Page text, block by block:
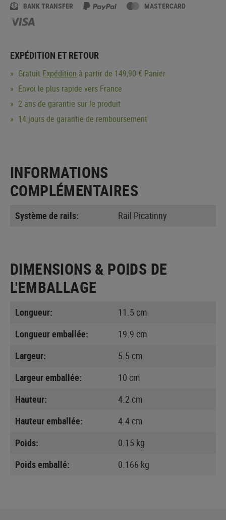
BANK TRANSFER MASTERCARD
EXPÉDITION ET RETOUR
Gratuit Expédition à partir de 149,90 € Panier
Envoi le plus rapide vers France
2 ans de garantie sur le produit
14 jours de garantie de remboursement
INFORMATIONS
COMPLÉMENTAIRES
Système de rails: Rail Picatinny
DIMENSIONS & POIDS DE
L'EMBALLAGE
Longueur:
11.5 cm
Longueur emballée:
19.9 cm
Largeur:
5.5 cm
Largeur emballée:
10 cm
Hauteur:
4.2 cm
Hauteur emballée:
4.4 cm
Poids:
0.15 kg
Poids emballé:
0.166 kg